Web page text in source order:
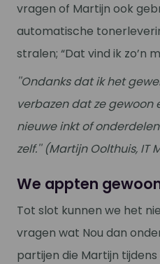
vragen of Martijn ook
automatische
stralen; “Dat vind ik zo’n
''Ondanks dat ik het
verbazen dat ze gewoon
nieuwe inkt of
zelf.'' (Martijn Oolthuis, IT
We appten
Tot slot kunnen we het
vragen wat Nou dan
partijen die Martijn